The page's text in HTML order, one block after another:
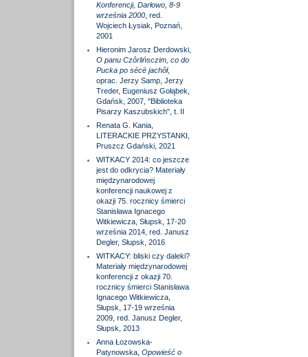
Konferencji, Darłowo, 8-9
września 2000, red.
Wojciech Łysiak, Poznań,
2001
Hieronim Jarosz Derdowski,
O panu Czôrlińsczim, co do
Pucka po sécë jachôł,
oprac. Jerzy Samp, Jerzy
Treder, Eugeniusz Gołąbek,
Gdańsk, 2007, "Biblioteka
Pisarzy Kaszubskich", t. II
Renata G. Kania,
LITERACKIE PRZYSTANKI,
Pruszcz Gdański, 2021
WITKACY 2014: co jeszcze
jest do odkrycia? Materiały
międzynarodowej
konferencji naukowej z
okazji 75. rocznicy śmierci
Stanisława Ignacego
Witkiewicza, Słupsk, 17-20
września 2014, red. Janusz
Degler, Słupsk, 2016
WITKACY: bliski czy daleki?
Materiały międzynarodowej
konferencji z okazji 70.
rocznicy śmierci Stanisława
Ignacego Witkiewicza,
Słupsk, 17-19 września
2009, red. Janusz Degler,
Słupsk, 2013
Anna Łozowska-
Patynowska, Opowieść o